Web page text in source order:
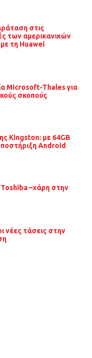
στις
των αμερικανικών
τη Huawei
Microsoft-Thales για
σκοπούς
Kingston: με 64GB
Android
–χάρη στην
νέες τάσεις στην